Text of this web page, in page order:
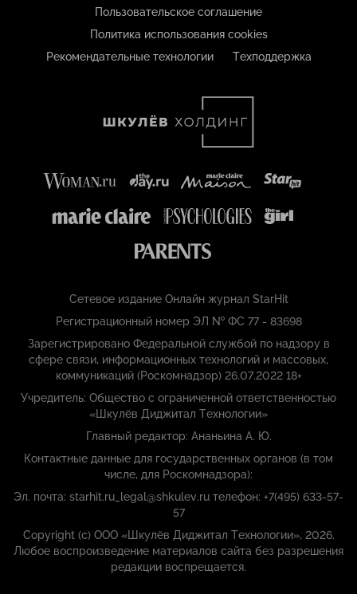
Пользовательское соглашение
Политика использования cookies
Рекомендательные технологии
Техподдержка
Сетевое издание Онлайн журнал StarHit
Регистрационный номер ЭЛ № ФС 77 - 83698
Зарегистрировано Федеральной службой по надзору в
сфере связи, информационных технологий и массовых,
коммуникаций (Роскомнадзор) 26.07.2022 18+
Учредитель: Общество с ограниченной ответственностью
«Шкулёв Диджитал Технологии»
Главный редактор: Ананьина А. Ю.
Контактные данные для государственных органов (в том
числе, для Роскомнадзора):
Эл. почта: starhit.ru_legal@shkulev.ru телефон: +7(495) 633-57-
57
Copyright (с) ООО «Шкулёв Диджитал Технологии», 2026.
Любое воспроизведение материалов сайта без разрешения
редакции воспрещается.